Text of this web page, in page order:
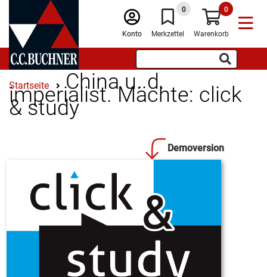
Konto
0
Merkzettel
0
Warenkorb
Startseite China u. d.
imperialist. Mächte: click
& study
Demoversion